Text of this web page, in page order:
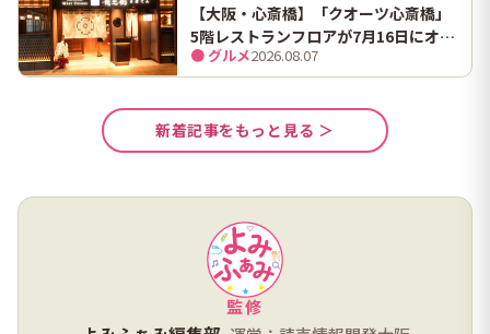
【大阪・心斎橋】「クオーツ心斎橋」
5階レストランフロアが7月16日にオー
プン！ 全国初・関西初出店を含む多彩
な9店舗
● グルメ2026.08.07
新着記事をもっと見る ＞
監修